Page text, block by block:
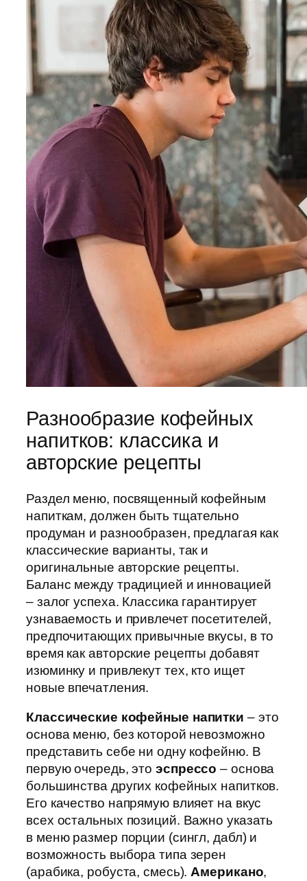
Разнообразие кофейных
напитков: классика и
авторские рецепты
Раздел меню, посвященный кофейным
напиткам, должен быть тщательно
продуман и разнообразен, предлагая как
классические варианты, так и
оригинальные авторские рецепты.
Баланс между традицией и инновацией
– залог успеха. Классика гарантирует
узнаваемость и привлечет посетителей,
предпочитающих привычные вкусы, в то
время как авторские рецепты добавят
изюминку и привлекут тех, кто ищет
новые впечатления.
Классические кофейные напитки – это
основа меню, без которой невозможно
представить себе ни одну кофейню. В
первую очередь, это эспрессо – основа
большинства других кофейных напитков.
Его качество напрямую влияет на вкус
всех остальных позиций. Важно указать
в меню размер порции (сингл, дабл) и
возможность выбора типа зерен
(арабика, робуста, смесь). Американо,